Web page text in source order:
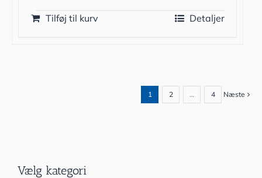
Tilføj til kurv Detaljer
1 2 … 4 Næste
Vælg kategori